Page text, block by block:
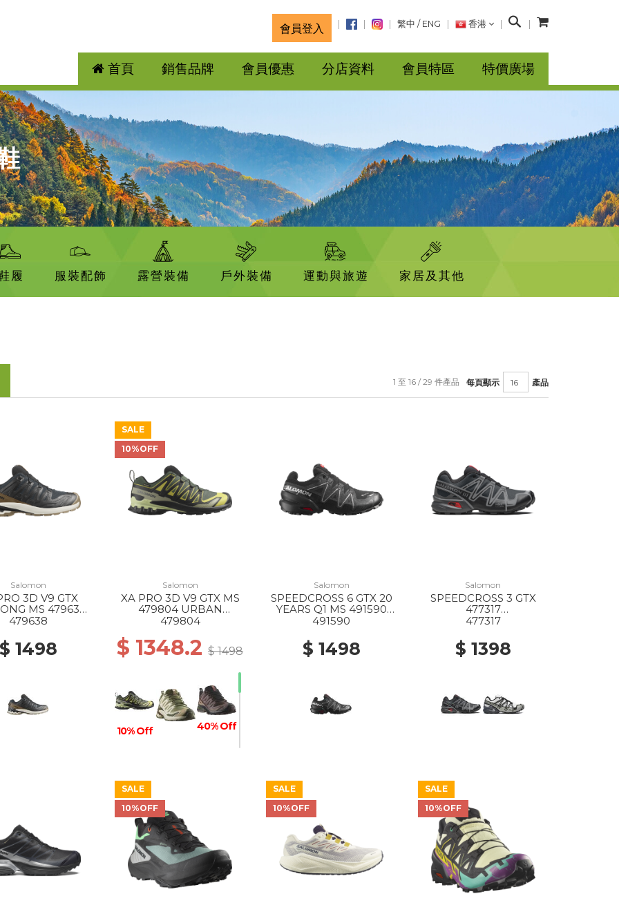
會員登入 繁中 / ENG 香港
搜
首頁 銷售品牌 會員優惠 分店資料 會員特區 特價廣場
履 服裝配飾 露營裝備 戶外裝備 運動與旅遊 家居及其他
每頁顯示 產品
1 至 16 / 29 件產品
Salomon
3D V9 GTX
MS 479638
COYOTE
479638
$ 1498
SALE
10%OFF
Salomon
XA PRO 3D V9 GTX MS
479804 URBAN
CHIC/BLACK/CRESS
479804
$ 1348.2$ 1498
10% Off 40% Off
50% Off40% Off
40% Off 30% Off 50% Off
Salomon
SPEEDCROSS 6 GTX 20
YEARS Q1 MS 491590
BLACK/FTW
491590
$ 1498
Salomon
SPEEDCROSS 3 GTX
477317
BLACK/ASPHALT/FLAM
477317
$ 1398
SALE
10%OFF
SALE
10%OFF
SALE
10%OFF